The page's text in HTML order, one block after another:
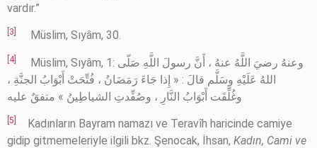
vardır.”
[3] Müslim, Sıyâm, 30.
[4]
Müslim, Sıyâm, 1: وعنهُ رضيَ اللَّهُ عنهُ ، أَنَّ رسولَ اللَّهِ صَلّى
اللهُ عَلَيْهِ وسَلَّم قالَ : « إِذا جَاءَ رَمَضَانُ ، فُتِّحَتْ أَبْوَابُ الجنَّةِ ،
وغُلِّقَت أَبْوَابُ النَّارِ ، وصُفِّدتِ الشياطِينُ » متفقٌ عليه
[5]
Kadınların Bayram namazı ve Teravîh haricinde camiye
gidip gitmemeleriyle ilgili bkz. Şenocak, İhsan, Kadın, Cami ve